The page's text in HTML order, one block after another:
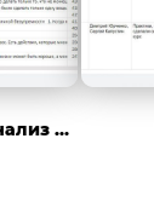
Конкурентный анализ постов